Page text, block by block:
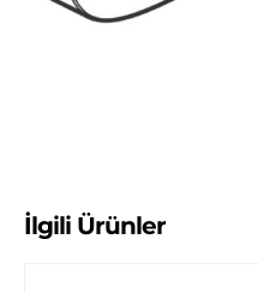
İlgili Ürünler